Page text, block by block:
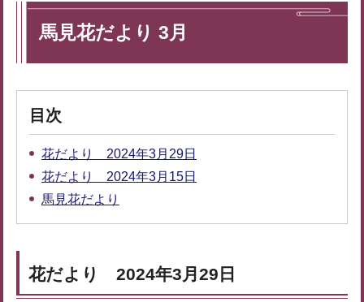
馬見花だより 3月
目次
花だより 2024年3月29日
花だより 2024年3月15日
馬見花だより
花だより 2024年3月29日